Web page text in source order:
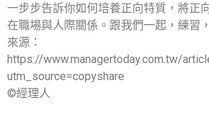
一步步告訴你如何培養正向特質，將正
在職場與人際關係。跟我們一起，練習
來源：
https://www.managertoday.com.tw/
utm_source=copyshare
©經理人